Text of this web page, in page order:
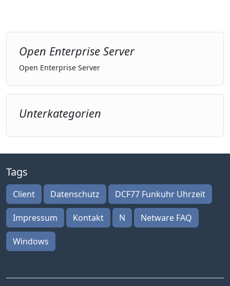
Open Enterprise Server
Open Enterprise Server
Unterkategorien
Tags
Client Datenschutz DCF77 Funkuhr Uhrzeit
Impressum Kontakt N Netware FAQ
Windows